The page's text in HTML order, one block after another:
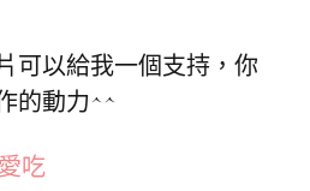
可以給我一個支持，你
的動力^^
吃